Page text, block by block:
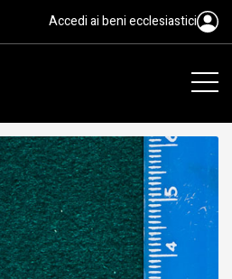
musteriana,
Accedi ai beni ecclesiastici